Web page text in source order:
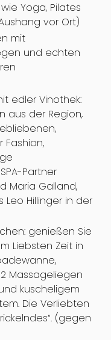
Yoga, Pilates
vor Ort)
mit
und echten
edler Vinothek:
aus der Region,
Fashion,
Partner
Maria Galland,
Hillinger in der
genießen Sie
Liebsten Zeit in
Massageliegen
kuscheligem
Die Verliebten
(gegen